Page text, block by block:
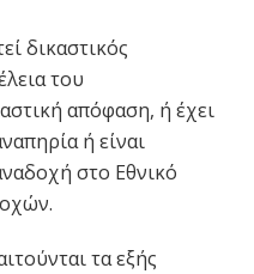
δικαστικός
του
απόφαση, ή έχει
ή είναι
στο Εθνικό
τα εξής